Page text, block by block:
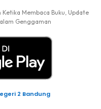
Membaca Buku, Update
Genggaman
2 Bandung